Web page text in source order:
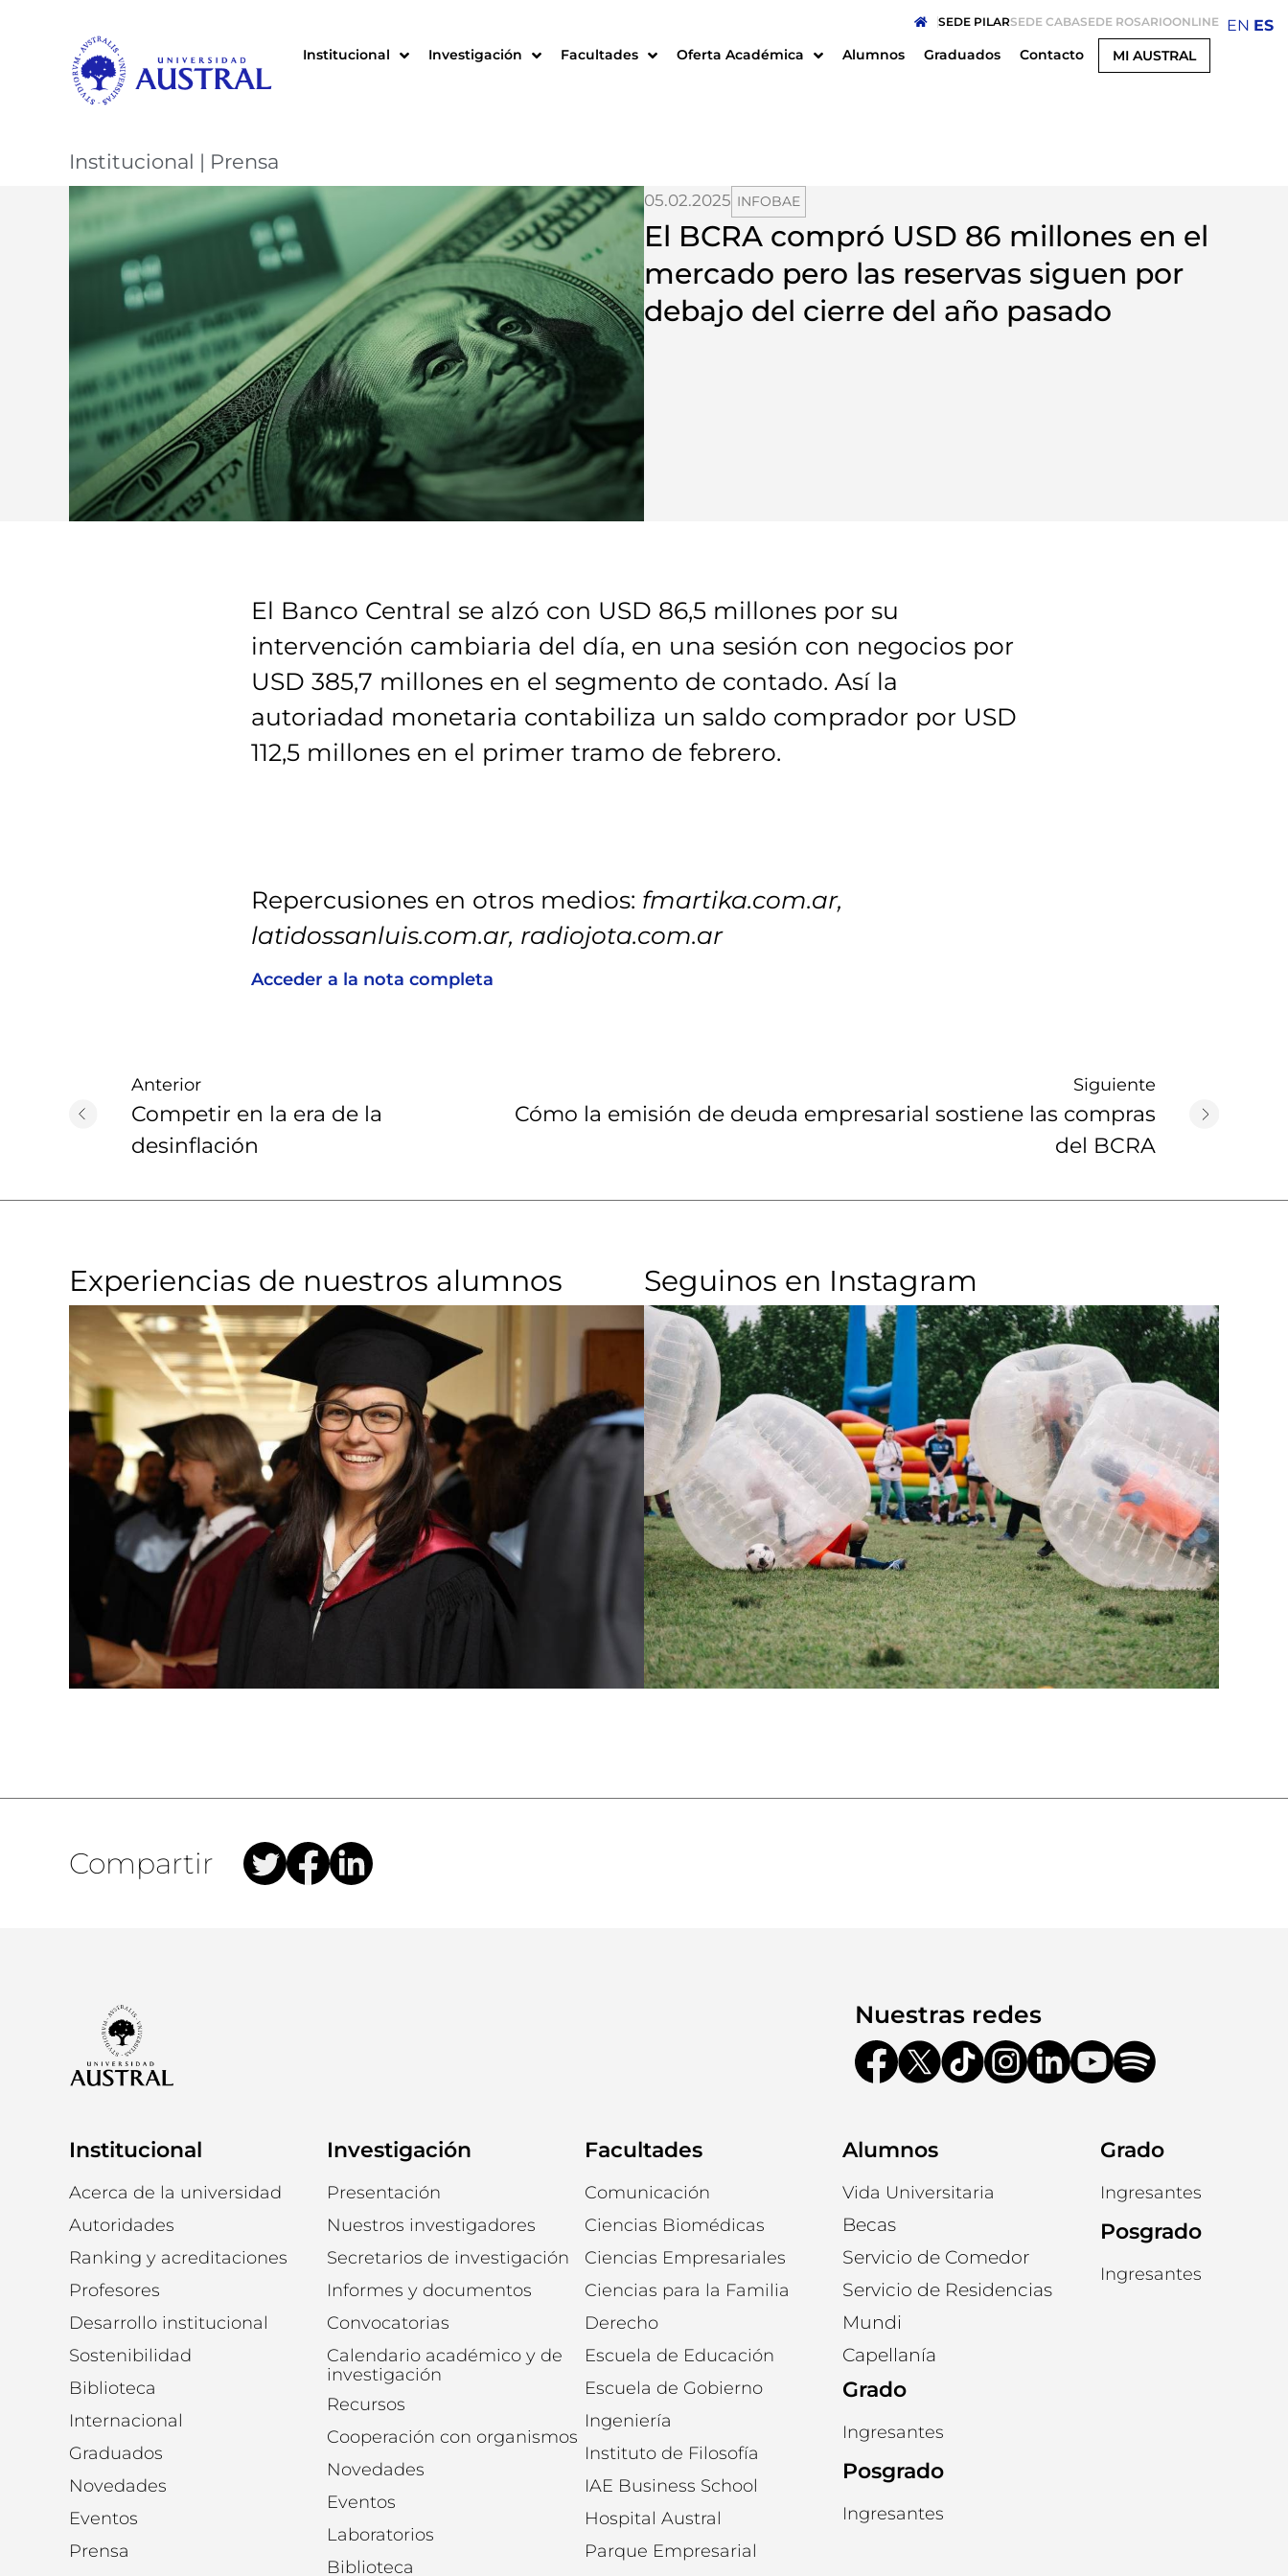
SEDE PILARSEDE CABASEDE ROSARIOONLINE
Institucional Investigación Facultades Oferta Académica Alumnos Graduados Contacto MI AUSTRAL
Institucional | Prensa
05.02.2025 INFOBAE
El BCRA compró USD 86 millones en el
mercado pero las reservas siguen por
debajo del cierre del año pasado
El Banco Central se alzó con USD 86,5 millones por su
intervención cambiaria del día, en una sesión con negocios por
USD 385,7 millones en el segmento de contado. Así la
autoriadad monetaria contabiliza un saldo comprador por USD
112,5 millones en el primer tramo de febrero.
Repercusiones en otros medios: fmartika.com.ar,
latidossanluis.com.ar, radiojota.com.ar
Acceder a la nota completa
Anterior
Competir en la era de la
desinflación
Siguiente
Cómo la emisión de deuda empresarial sostiene las compras
del BCRA
Experiencias de nuestros alumnos​ Seguinos en Instagram
Compartir
Nuestras redes
Institucional
Acerca de la universidad
Autoridades
Ranking y acreditaciones
Profesores
Desarrollo institucional
Sostenibilidad
Biblioteca
Internacional
Graduados
Novedades
Eventos
Prensa
Investigación
Presentación
Nuestros investigadores
Secretarios de investigación
Informes y documentos
Convocatorias
Calendario académico y de
investigación
Recursos
Cooperación con organismos
Novedades
Eventos
Laboratorios
Biblioteca
Facultades
Comunicación
Ciencias Biomédicas
Ciencias Empresariales
Ciencias para la Familia
Derecho
Escuela de Educación
Escuela de Gobierno
Ingeniería
Instituto de Filosofía
IAE Business School
Hospital Austral
Parque Empresarial
Alumnos
Vida Universitaria
Becas
Servicio de Comedor
Servicio de Residencias
Mundi
Capellanía
Grado
Ingresantes
Posgrado
Ingresantes
Grado
Ingresantes
Posgrado
Ingresantes
EN ES